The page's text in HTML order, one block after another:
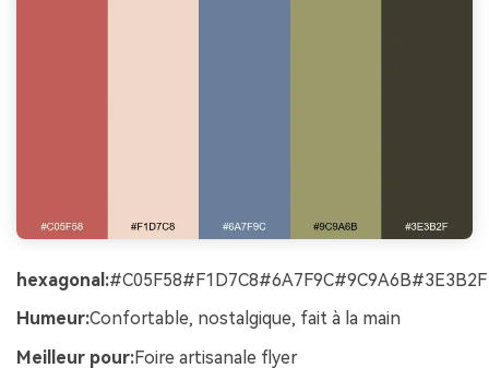
hexagonal:#C05F58#F1D7C8#6A7F9C#9C9A6B#3E3B2F
Humeur:Confortable, nostalgique, fait à la main
Meilleur pour:Foire artisanale flyer